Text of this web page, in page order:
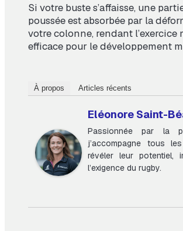
Si votre buste s’affaisse, une
poussée est absorbée par la
votre colonne, rendant l’exercice
efficace pour le développement
À propos Articles récents
Eléonore Saint-
Passionnée par la
j’accompagne tous
révéler leur potentiel,
l’exigence du rugby.